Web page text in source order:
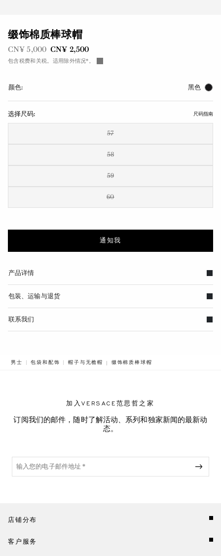
缀饰棉质棒球帽
之前是
CN¥ 5,000现在是
CN¥ 2,500
包含税费和关税。适用除外情况*。
颜色: 黑色
选择尺码: 尺码指南
57
58
59
60
通知我
产品详情
包装、运输与退货
联系我们
男士 包袋和配饰 帽子与无檐帽 BREADCRUMB.ADA.LABEL.CURRENT
缀饰棉质棒球帽
加入VERSACE范思哲之家
订阅我们的邮件，随时了解活动、系列和独家新闻的最新动
态。
店铺分布
客户服务